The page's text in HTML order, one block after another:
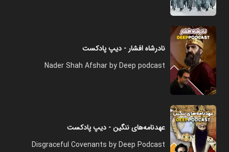
نادرشاه افشار - دیپ پادکست
Nader Shah Afshar by Deep podcast
عهدنامه‌های ننگین - دیپ پادکست
Disgraceful Covenants by Deep Podcast